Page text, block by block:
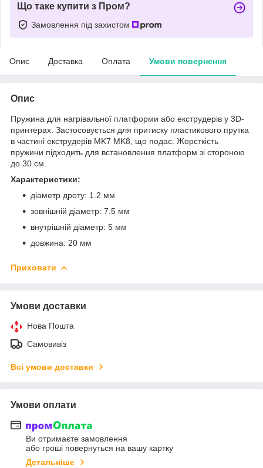
Що таке купити з Пром?
Замовлення під захистом
Опис Доставка Оплата Умови повернення
Опис
Пружина для нагрівальної платформи або екструдерів у 3D-
принтерах. Застосовується для притиску пластикового прутка
в частині екструдерів MK7 MK8, що подає. Жорсткість
пружини підходить для встановлення платформ зі стороною
до 30 см.
Характеристики:
діаметр дроту: 1.2 мм
зовнішній діаметр: 7.5 мм
внутрішній діаметр: 5 мм
довжина: 20 мм
Приховати
Умови доставки
Нова Пошта
Самовивіз
Всі умови доставки
Умови оплати
Ви отримаєте замовлення
або гроші повернуться на вашу картку
Детальніше